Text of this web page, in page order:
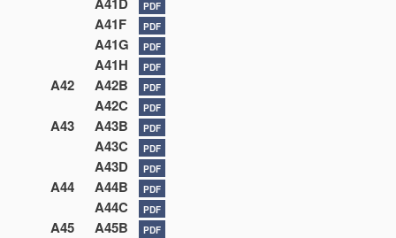
PDF
A41F PDF
A41G PDF
A41H PDF
A42 A42B PDF
A42C PDF
A43 A43B PDF
A43C PDF
A43D PDF
A44 A44B PDF
A44C PDF
A45 A45B PDF